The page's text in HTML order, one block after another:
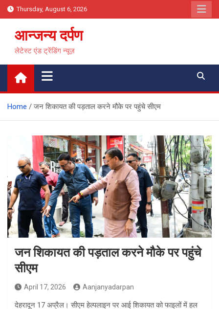
Skip
to
content
Thursday, August 6, 2026
आन्जन्य दर्पण
लेटेस्ट एंड ट्रेंडिंग न्यूज़
Home जन शिकायत की पड़ताल करने मौके पर पहुंचे सीएम
जन शिकायत की पड़ताल करने मौके पर पहुंचे
सीएम
April 17, 2026 Aanjanyadarpan
देहरादून 17 अप्रैल। सीएम हेल्पलाइन पर आई शिकायत को फाइलों में हल